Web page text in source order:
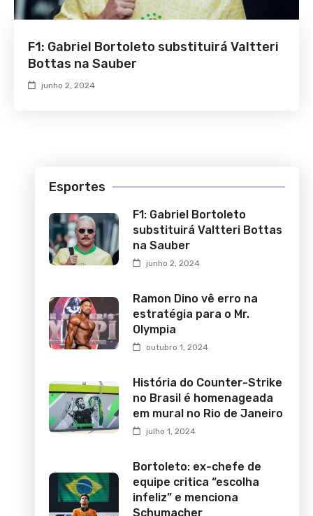
F1: Gabriel Bortoleto substituirá Valtteri
Bottas na Sauber
junho 2, 2024
Esportes
F1: Gabriel Bortoleto
substituirá Valtteri Bottas
na Sauber
junho 2, 2024
Ramon Dino vê erro na
estratégia para o Mr.
Olympia
outubro 1, 2024
História do Counter-Strike
no Brasil é homenageada
em mural no Rio de Janeiro
julho 1, 2024
Bortoleto: ex-chefe de
equipe critica “escolha
infeliz” e menciona
Schumacher